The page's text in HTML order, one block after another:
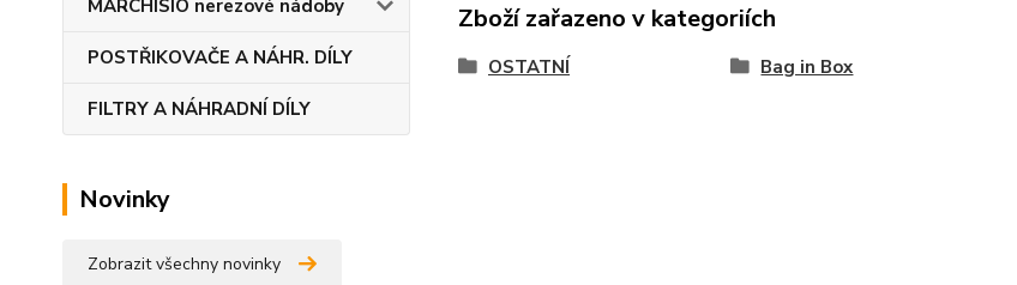
MARCHISIO nerezové nádoby
POSTŘIKOVAČE A NÁHR. DÍLY
FILTRY A NÁHRADNÍ DÍLY
Novinky
Zobrazit všechny novinky
Zboží zařazeno v kategoriích
OSTATNÍ Bag in Box